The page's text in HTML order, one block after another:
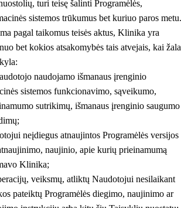
turi teisę šalinti Programėlės,
sistemos trūkumus bet kuriuo paros metu.
pagal taikomus teisės aktus, Klinika yra
bet kokios atsakomybės tais atvejais, kai žala
naudojamo išmanaus įrenginio
sistemos funkcionavimo, sąveikumo,
sutrikimų, išmanaus įrenginio saugumo
neįdiegus atnaujintos Programėlės versijos
naujinio, apie kurių prieinamumą
Klinika;
veiksmų, atliktų Naudotojui nesilaikant
pateiktų Programėlės diegimo, naujinimo ar